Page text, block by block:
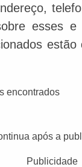
esses
estão
encontrados
após a
Publicidade